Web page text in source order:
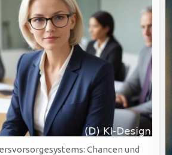
Chancen und